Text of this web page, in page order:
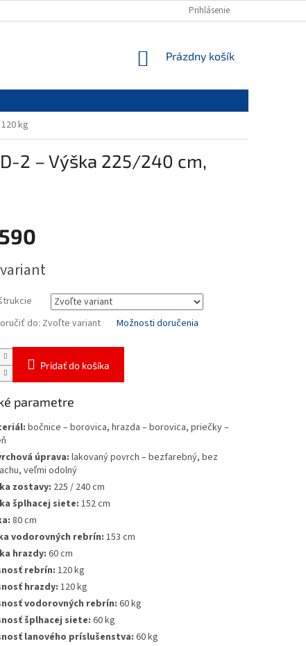
PODMIENKY OCHRANA OSOBNÝCH ÚDAJOV
Prihlásenie
NÁKUPNÝ
Prázdny košík
kg
2 – Výška 225/240 cm,
do: Zvoľte variant Možnosti doručenia
Pridať do košíka
parametre
bočnice – borovica, hrazda – borovica, priečky –
úprava: lakovaný povrch – bezfarebný, bez
veľmi odolný
zostavy: 225 / 240 cm
šplhacej siete:152 cm
80 cm
vodorovných rebrín: 153 cm
hrazdy: 60 cm
rebrín: 120 kg
hrazdy: 120 kg
vodorovných rebrín: 60 kg
šplhacej siete: 60 kg
lanového príslušenstva: 60 kg